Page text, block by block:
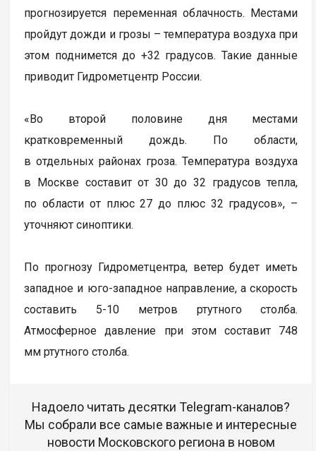
прогнозируется переменная облачность. Местами
пройдут дожди и грозы – температура воздуха при
этом поднимется до +32 градусов. Такие данные
приводит Гидрометцентр России.
«Во второй половине дня местами
кратковременный дождь. По области,
в отдельных районах гроза. Температура воздуха
в Москве составит от 30 до 32 градусов тепла,
по области от плюс 27 до плюс 32 градусов», –
уточняют синоптики.
По прогнозу Гидрометцентра, ветер будет иметь
западное и юго-западное направление, а скорость
составить 5-10 метров ртутного столба.
Атмосферное давление при этом составит 748
мм ртутного столба.
Надоело читать десятки Telegram-каналов?
Мы собрали все самые важные и интересные
новости Московского региона в новом